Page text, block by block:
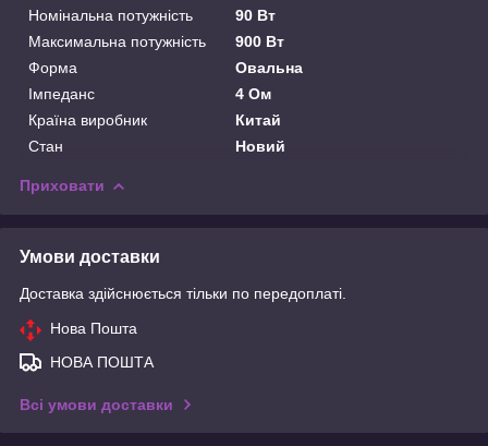
Номінальна потужність
90 Вт
Максимальна потужність
900 Вт
Форма
Овальна
Імпеданс
4 Ом
Країна виробник
Китай
Стан
Новий
Приховати
Умови доставки
Доставка здійснюється тільки по передоплаті.
Нова Пошта
НОВА ПОШТА
Всі умови доставки